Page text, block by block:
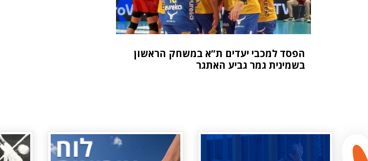
הפסד למכבי יעדים ת”א במשחק הראשון
בשמינית גמר גביע האתגר